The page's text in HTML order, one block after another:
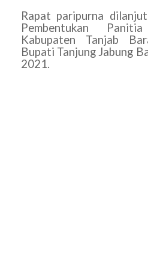
Rapat paripurna
Pembentukan
Kabupaten Tanjab
Bupati Tanjung Jabung
2021.